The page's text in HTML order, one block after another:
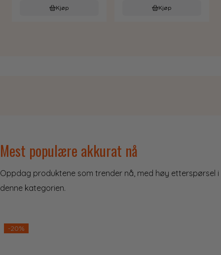
Kjøp Kjøp
Mest populære akkurat nå
Oppdag produktene som trender nå, med høy etterspørsel i
denne kategorien.
-20%